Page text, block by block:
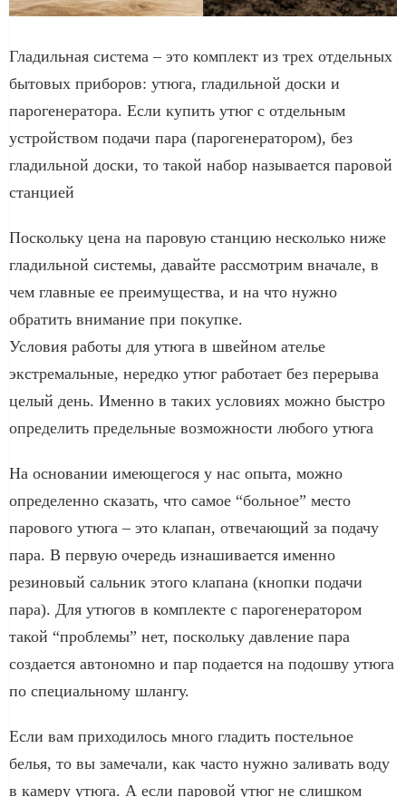
Гладильная система – это комплект из трех отдельных
бытовых приборов: утюга, гладильной доски и
парогенератора. Если купить утюг с отдельным
устройством подачи пара (парогенератором), без
гладильной доски, то такой набор называется паровой
станцией
Поскольку цена на паровую станцию несколько ниже
гладильной системы, давайте рассмотрим вначале, в
чем главные ее преимущества, и на что нужно
обратить внимание при покупке.
Условия работы для утюга в швейном ателье
экстремальные, нередко утюг работает без перерыва
целый день. Именно в таких условиях можно быстро
определить предельные возможности любого утюга
На основании имеющегося у нас опыта, можно
определенно сказать, что самое “больное” место
парового утюга – это клапан, отвечающий за подачу
пара. В первую очередь изнашивается именно
резиновый сальник этого клапана (кнопки подачи
пара). Для утюгов в комплекте с парогенератором
такой “проблемы” нет, поскольку давление пара
создается автономно и пар подается на подошву утюга
по специальному шлангу.
Если вам приходилось много гладить постельное
белья, то вы замечали, как часто нужно заливать воду
в камеру утюга. А если паровой утюг не слишком